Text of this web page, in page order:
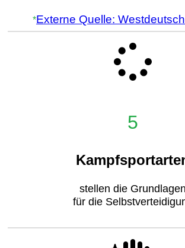
*Externe Quelle:
5
stellen die Grundlagen
für die